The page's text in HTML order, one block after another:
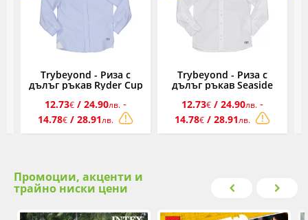
Trybeyond - Риза с
дълъг ръкав Ryder Cup
г.
12.73€ / 24.90лв. -
14.78€ / 28.91лв.
Trybeyond - Риза с
дълъг ръкав Seaside
г.
12.73€ / 24.90лв. -
14.78€ / 28.91лв.
Промоции, акценти и
трайно ниски цени